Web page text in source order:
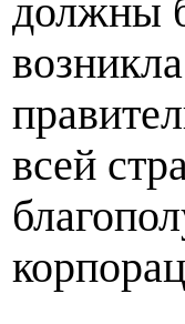
должны
всей